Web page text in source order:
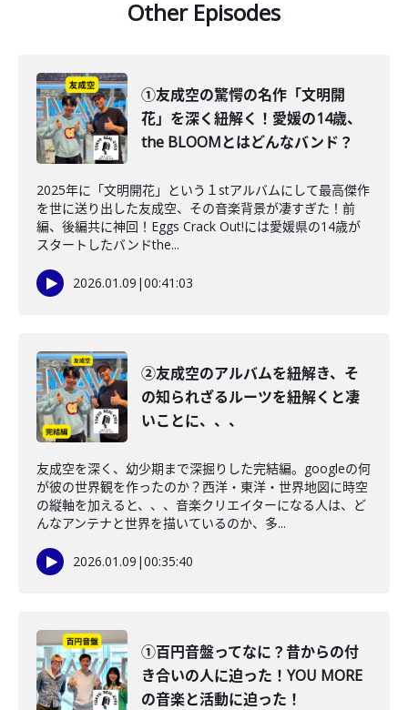
Other Episodes
①友成空の驚愕の名作「文明開
花」を深く紐解く！愛媛の14歳、
the BLOOMとはどんなバンド？
2025年に「文明開花」という１stアルバムにして最高傑作
を世に送り出した友成空、その音楽背景が凄すぎた！前
編、後編共に神回！Eggs Crack Out!には愛媛県の14歳が
スタートしたバンドthe...
2026.01.09 |00:41:03
②友成空のアルバムを紐解き、そ
の知られざるルーツを紐解くと凄
いことに、、、
友成空を深く、幼少期まで深掘りした完結編。googleの何
が彼の世界観を作ったのか？西洋・東洋・世界地図に時空
の縦軸を加えると、、、音楽クリエイターになる人は、ど
んなアンテナと世界を描いているのか、多...
2026.01.09 |00:35:40
①百円音盤ってなに？昔からの付
き合いの人に迫った！YOU MORE
の音楽と活動に迫った！